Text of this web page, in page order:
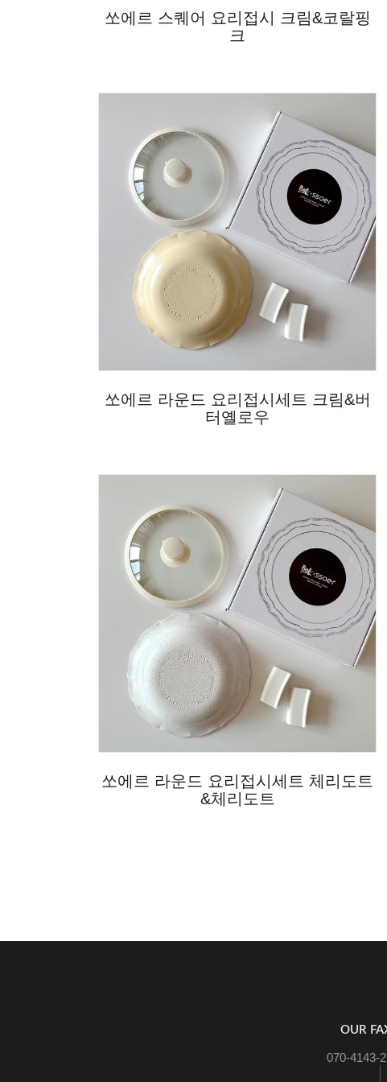
쏘에르 스퀘어 요리접시 크림&코랄핑
크
쏘에르 라운드 요리접시세트 크림&버
터옐로우
쏘에르 라운드 요리접시세트 체리도트
&체리도트
OUR
070-4143-